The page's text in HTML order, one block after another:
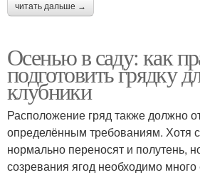
читать дальше →
Осенью в саду: как
подготовить грядку
клубники
Расположение гряд также должно
определённым требованиям. Хотя
нормально переносят и полутень,
созревания ягод необходимо